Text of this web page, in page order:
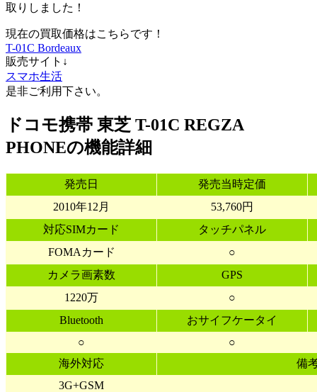
取りしました！
現在の買取価格はこちらです！
T-01C Bordeaux
販売サイト↓
スマホ生活
是非ご利用下さい。
ドコモ携帯 東芝 T-01C REGZA
PHONEの機能詳細
発売日
発売当時定価
2010年12月
53,760円
対応SIMカード
タッチパネル
FOMAカード
○
カメラ画素数
GPS
1220万
○
Bluetooth
おサイフケータイ
○
○
海外対応
備
3G+GSM